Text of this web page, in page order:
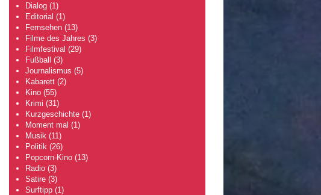
Dialog(1)
Editorial (1)
Fernsehen(13)
Filme des Jahres (3)
Filmfestival (29)
Fußball (3)
Journalismus (5)
Kabarett(2)
Kino(55)
Krimi (31)
Kurzgeschichte(1)
Moment mal (1)
Musik (11)
Politik (26)
Popcorn-Kino(13)
Radio(3)
Satire(3)
Surftipp(1)